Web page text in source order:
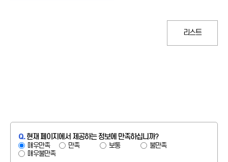
리스트
Q.현재 페이지에서 제공하는 정보에 만족하십니까?
매우만족 만족 보통
불만족
매우불만족